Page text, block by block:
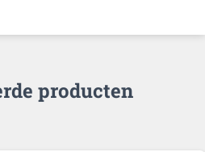
producten